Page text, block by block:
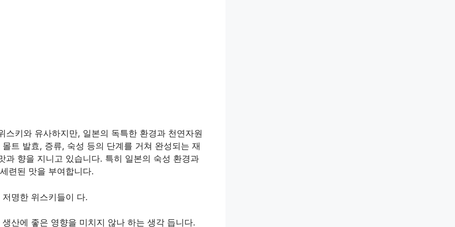
키와 유사하지만, 일본의 독특한 환경과 천연자원
트 발효, 증류, 숙성 등의 단계를 거쳐 완성되는 재
과 향을 지니고 있습니다. 특히 일본의 숙성 환경과
련된 맛을 부여합니다.
명한 위스키들이 다.
산에 좋은 영향을 미치지 않나 하는 생각 듭니다.